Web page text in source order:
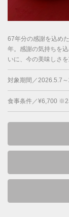
67年分の感謝を込め
年。感謝の気持ちを
いに、今の美味しさ
対象期間／2026.5.7
食事条件／¥6,700 ※2